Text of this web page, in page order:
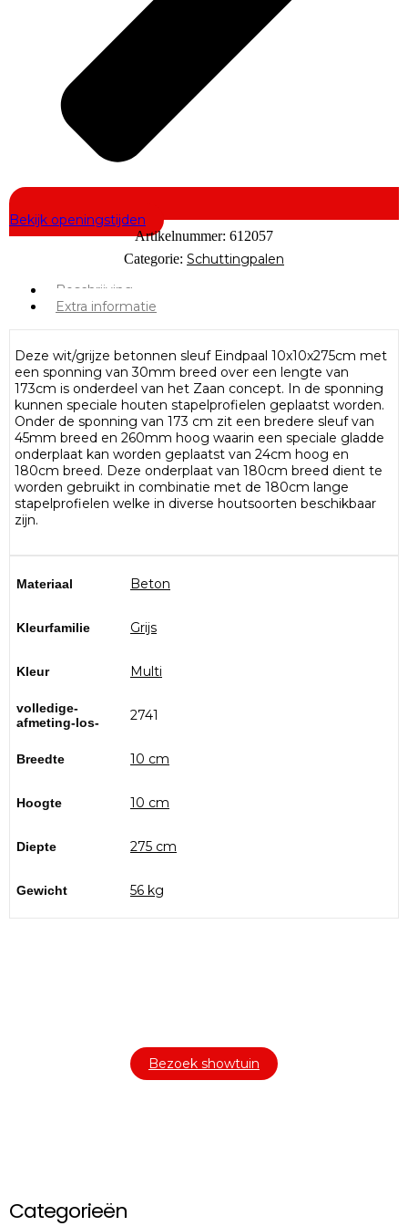
Bekijk openingstijden
Artikelnummer: 612057
Categorie: Schuttingpalen
Beschrijving
Extra informatie
Deze wit/grijze betonnen sleuf Eindpaal 10x10x275cm met
een sponning van 30mm breed over een lengte van
173cm is onderdeel van het Zaan concept. In de sponning
kunnen speciale houten stapelprofielen geplaatst worden.
Onder de sponning van 173 cm zit een bredere sleuf van
45mm breed en 260mm hoog waarin een speciale gladde
onderplaat kan worden geplaatst van 24cm hoog en
180cm breed. Deze onderplaat van 180cm breed dient te
worden gebruikt in combinatie met de 180cm lange
stapelprofielen welke in diverse houtsoorten beschikbaar
zijn.
Materiaal Beton
Kleurfamilie Grijs
Kleur Multi
volledige-
afmeting-los-
2741
Breedte 10 cm
Hoogte 10 cm
Diepte 275 cm
Gewicht 56 kg
Bezoek showtuin
Categorieën